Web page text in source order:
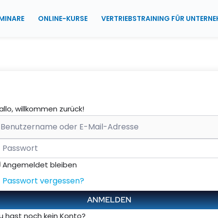
ONLINE-KURSE VERTRIEBSTRAINING FÜR
willkommen zurück!
Angemeldet bleiben
Passwort vergessen?
ANMELDEN
hast noch kein Konto?